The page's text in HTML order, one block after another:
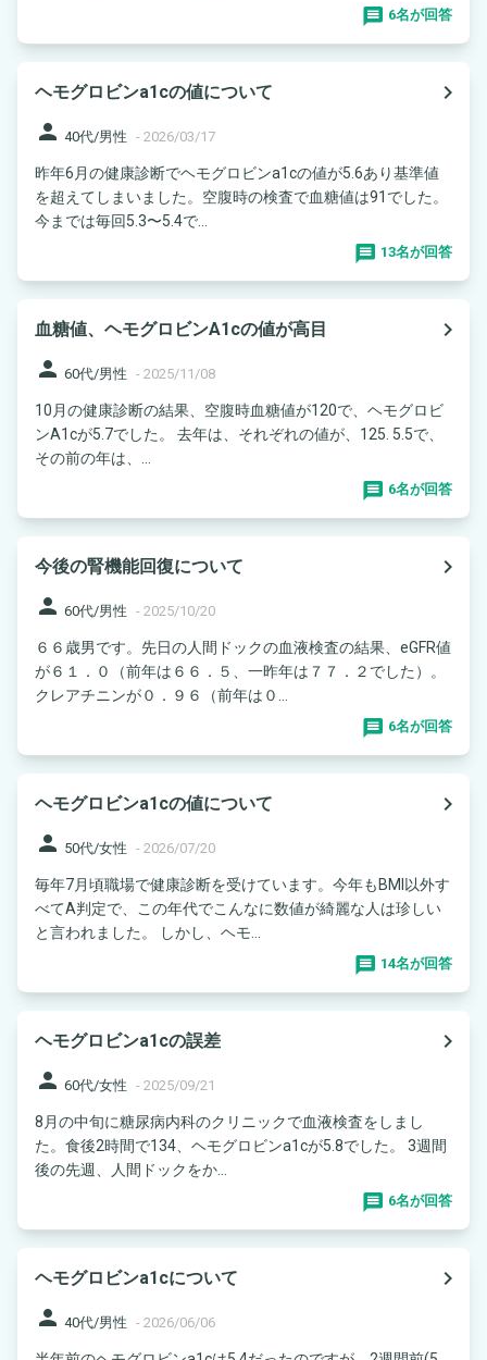
6名が回答
ヘモグロビンa1cの値について
navigate_next
person 40代/男性 - 2026/03/17
昨年6月の健康診断でヘモグロビンa1cの値が5.6あり基準値
を超えてしまいました。空腹時の検査で血糖値は91でした。
今までは毎回5.3〜5.4で...
13名が回答
血糖値、ヘモグロビンA1cの値が高目
navigate_next
person 60代/男性 - 2025/11/08
10月の健康診断の結果、空腹時血糖値が120で、ヘモグロビ
ンA1cが5.7でした。 去年は、それぞれの値が、125. 5.5で、
その前の年は、...
6名が回答
今後の腎機能回復について
navigate_next
person 60代/男性 - 2025/10/20
６６歳男です。先日の人間ドックの血液検査の結果、eGFR値
が６１．０（前年は６６．５、一昨年は７７．２でした）。
クレアチニンが０．９６（前年は０...
6名が回答
ヘモグロビンa1cの値について
navigate_next
person 50代/女性 - 2026/07/20
毎年7月頃職場で健康診断を受けています。今年もBMI以外す
べてA判定で、この年代でこんなに数値が綺麗な人は珍しい
と言われました。 しかし、ヘモ...
14名が回答
ヘモグロビンa1cの誤差
navigate_next
person 60代/女性 - 2025/09/21
8月の中旬に糖尿病内科のクリニックで血液検査をしまし
た。食後2時間で134、ヘモグロビンa1cが5.8でした。 3週間
後の先週、人間ドックをか...
6名が回答
ヘモグロビンa1cについて
navigate_next
person 40代/男性 - 2026/06/06